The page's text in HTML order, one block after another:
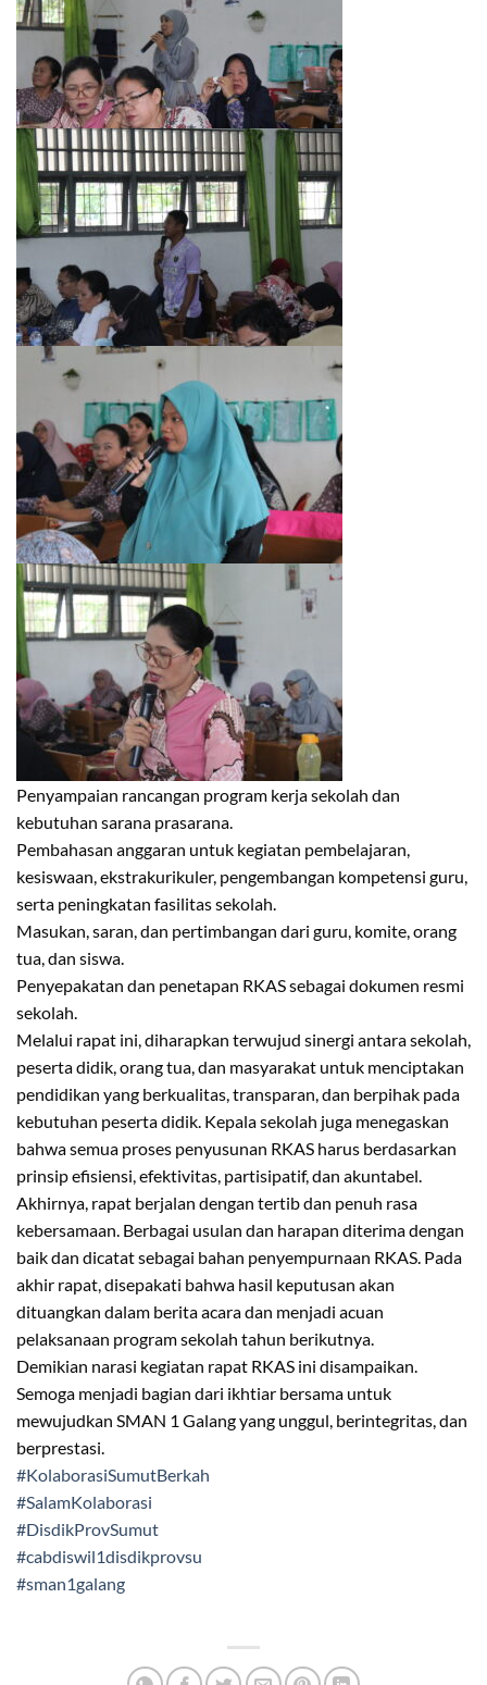
Penyampaian rancangan program kerja sekolah dan
kebutuhan sarana prasarana.
Pembahasan anggaran untuk kegiatan pembelajaran,
kesiswaan, ekstrakurikuler, pengembangan kompetensi guru,
serta peningkatan fasilitas sekolah.
Masukan, saran, dan pertimbangan dari guru, komite, orang
tua, dan siswa.
Penyepakatan dan penetapan RKAS sebagai dokumen resmi
sekolah.
Melalui rapat ini, diharapkan terwujud sinergi antara sekolah,
peserta didik, orang tua, dan masyarakat untuk menciptakan
pendidikan yang berkualitas, transparan, dan berpihak pada
kebutuhan peserta didik. Kepala sekolah juga menegaskan
bahwa semua proses penyusunan RKAS harus berdasarkan
prinsip efisiensi, efektivitas, partisipatif, dan akuntabel.
Akhirnya, rapat berjalan dengan tertib dan penuh rasa
kebersamaan. Berbagai usulan dan harapan diterima dengan
baik dan dicatat sebagai bahan penyempurnaan RKAS. Pada
akhir rapat, disepakati bahwa hasil keputusan akan
dituangkan dalam berita acara dan menjadi acuan
pelaksanaan program sekolah tahun berikutnya.
Demikian narasi kegiatan rapat RKAS ini disampaikan.
Semoga menjadi bagian dari ikhtiar bersama untuk
mewujudkan SMAN 1 Galang yang unggul, berintegritas, dan
berprestasi.
#KolaborasiSumutBerkah
#SalamKolaborasi
#DisdikProvSumut
#cabdiswil1disdikprovsu
#sman1galang